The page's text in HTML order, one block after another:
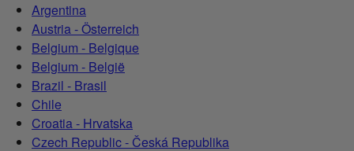
Argentina
Austria - Österreich
Belgium - Belgique
Belgium - België
Brazil - Brasil
Chile
Croatia - Hrvatska
Czech Republic - Česká Republika